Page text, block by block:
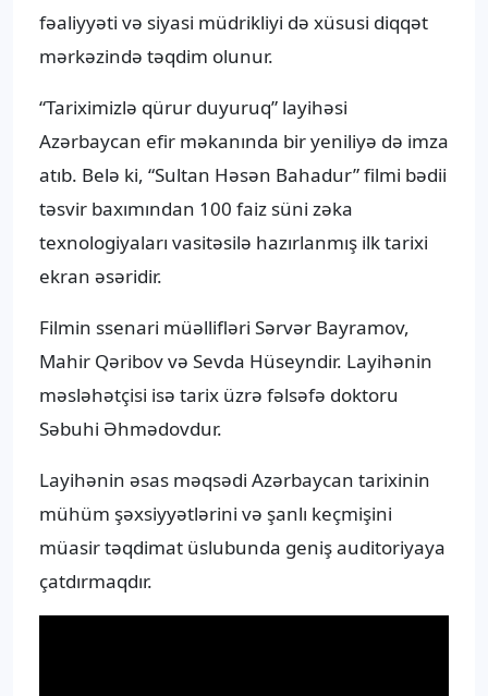
fəaliyyəti və siyasi müdrikliyi də xüsusi diqqət
mərkəzində təqdim olunur.
“Tariximizlə qürur duyuruq” layihəsi
Azərbaycan efir məkanında bir yeniliyə də imza
atıb. Belə ki, “Sultan Həsən Bahadur” filmi bədii
təsvir baxımından 100 faiz süni zəka
texnologiyaları vasitəsilə hazırlanmış ilk tarixi
ekran əsəridir.
Filmin ssenari müəllifləri Sərvər Bayramov,
Mahir Qəribov və Sevda Hüseyndir. Layihənin
məsləhətçisi isə tarix üzrə fəlsəfə doktoru
Səbuhi Əhmədovdur.
Layihənin əsas məqsədi Azərbaycan tarixinin
mühüm şəxsiyyətlərini və şanlı keçmişini
müasir təqdimat üslubunda geniş auditoriyaya
çatdırmaqdır.